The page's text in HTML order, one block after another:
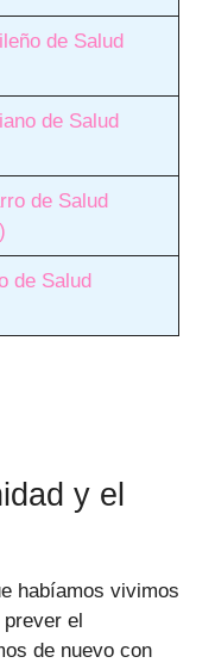
de Salud
de Salud
de Salud
de Salud
y el
habíamos vivimos
el
de nuevo con